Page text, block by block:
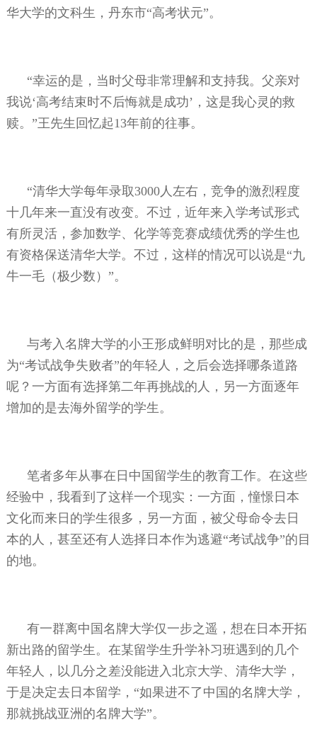
华大学的文科生，丹东市“高考状元”。
“幸运的是，当时父母非常理解和支持我。父亲对
我说‘高考结束时不后悔就是成功’，这是我心灵的救
赎。”王先生回忆起 13年前的往事。
“清华大学每年录取3000 人左右，竞争的激烈程度
十几年来一直没有改变。不过，近年来入学考试形式
有所灵活，参加数学、化学等竞赛成绩优秀的学生也
有资格保送清华大学。不过，这样的情况可以说是“九
牛一毛（极少数）”。
与考入名牌大学的小王形成鲜明对比的是，那些成
为“考试战争失败者”的年轻人，之后会选择哪条道路
呢？一方面有选择第二年再挑战的人，另一方面逐年
增加的是去海外留学的学生。
笔者多年从事在日中国留学生的教育工作。在这些
经验中，我看到了这样一个现实：一方面，憧憬日本
文化而来日的学生很多，另一方面，被父母命令去日
本的人，甚至还有人选择日本作为逃避“考试战争”的目
的地。
有一群离中国名牌大学仅一步之遥，想在日本开拓
新出路的留学生。在某留学生升学补习班遇到的几个
年轻人，以几分之差没能进入北京大学、清华大学，
于是决定去日本留学，“如果进不了中国的名牌大学，
那就挑战亚洲的名牌大学”。